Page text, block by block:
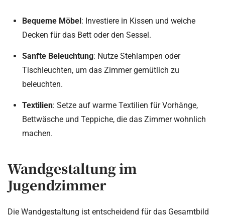
Bequeme Möbel: Investiere in Kissen und weiche
Decken für das Bett oder den Sessel.
Sanfte Beleuchtung: Nutze Stehlampen oder
Tischleuchten, um das Zimmer gemütlich zu
beleuchten.
Textilien: Setze auf warme Textilien für Vorhänge,
Bettwäsche und Teppiche, die das Zimmer wohnlich
machen.
Wandgestaltung im
Jugendzimmer
Die Wandgestaltung ist entscheidend für das Gesamtbild